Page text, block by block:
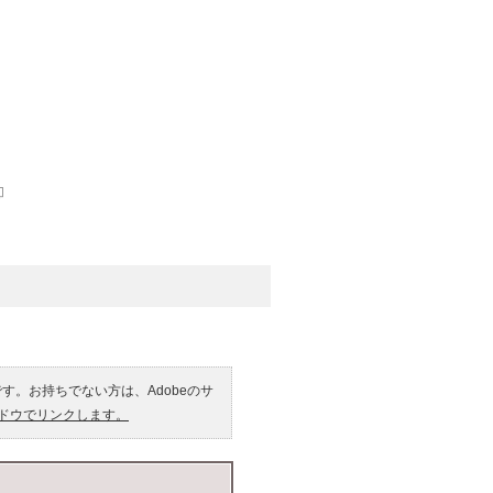
。お持ちでない方は、Adobeのサ
でリンクします。